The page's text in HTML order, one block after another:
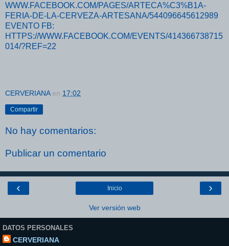
WWW.FACEBOOK.COM/PAGES/ARTECA%C3%B1A-
FERIA-DE-LA-CERVEZA-ARTESANA/544096645612989
EVENTO FB:
HTTPS://WWW.FACEBOOK.COM/EVENTS/414366738715
014/?REF=22
CERVERIANA en 17:02
Compartir
No hay comentarios:
Publicar un comentario
‹ ›
Inicio
Ver versión web
DATOS PERSONALES
CERVERIANA